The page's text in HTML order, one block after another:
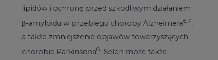
lipidów i ochronę przed szkodliwym działaniem
β-amyloidu w przebiegu choroby Alzheimera6,7,
a także zmniejszenie objawów towarzyszących
chorobie Parkinsona8. Selen może także